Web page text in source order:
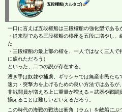
五段櫂船(カルタゴ)
一口に言えば五段櫂船は三段櫂船の強化型である
・従来型である三段櫂船の櫓座を五段に増やし
た
・三段櫂船の最上部の櫂を、一人ではなく三人
に疲れただろう）
といった、二つの説が存在する。
漕ぎ手は奴隷や捕虜、ギリシャでは無産市民たち
速力・突撃力を上げるための良い方法ではあるが、
非戦闘員が増える上に重量が増える＝武器や戦
揃えることは難しいといえるだろう。
この時代の海戦の戦法は衝角（ラム）を敵船に